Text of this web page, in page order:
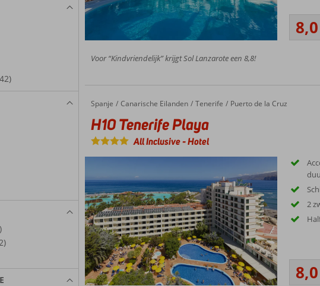
8,0
Voor “Kindvriendelijk” krijgt Sol Lanzarote een 8,8!
Home
Spanje Canarische Eilanden Tenerife Puerto de la Cruz
H10 Tenerife Playa
H10 Tenerife Playa
All Inclusive-Hotel
2
8,0